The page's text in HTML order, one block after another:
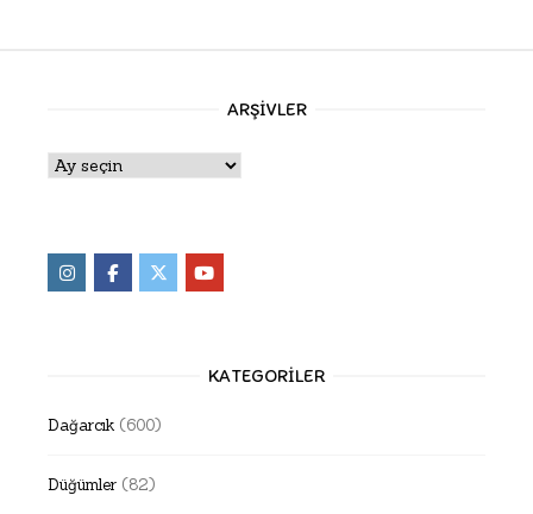
ARŞIVLER
Arşivler
KATEGORILER
Dağarcık (600)
Düğümler (82)